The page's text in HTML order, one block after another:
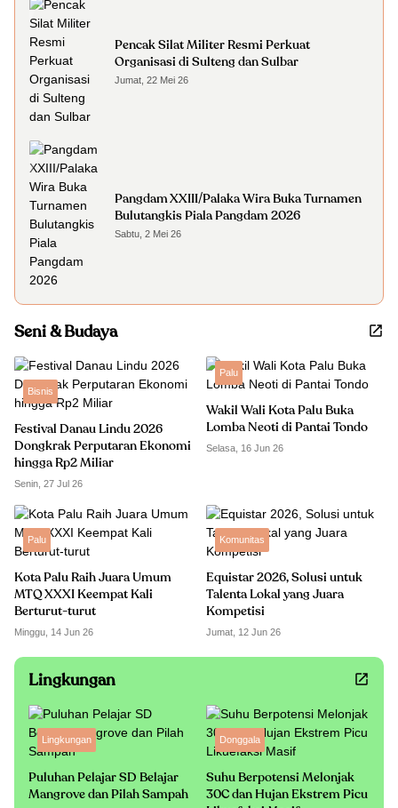
Pencak Silat Militer Resmi Perkuat
Organisasi di Sulteng dan Sulbar
Jumat, 22 Mei 26
Pangdam XXIII/Palaka Wira Buka Turnamen
Bulutangkis Piala Pangdam 2026
Sabtu, 2 Mei 26
Seni & Budaya
Bisnis
Festival Danau Lindu 2026
Dongkrak Perputaran Ekonomi
hingga Rp2 Miliar
Senin, 27 Jul 26
Palu
Wakil Wali Kota Palu Buka
Lomba Neoti di Pantai Tondo
Selasa, 16 Jun 26
Palu
Kota Palu Raih Juara Umum
MTQ XXXI Keempat Kali
Berturut-turut
Minggu, 14 Jun 26
Komunitas
Equistar 2026, Solusi untuk
Talenta Lokal yang Juara
Kompetisi
Jumat, 12 Jun 26
Lingkungan
Lingkungan
Puluhan Pelajar SD Belajar
Mangrove dan Pilah Sampah
Donggala
Suhu Berpotensi Melonjak
30C dan Hujan Ekstrem Picu